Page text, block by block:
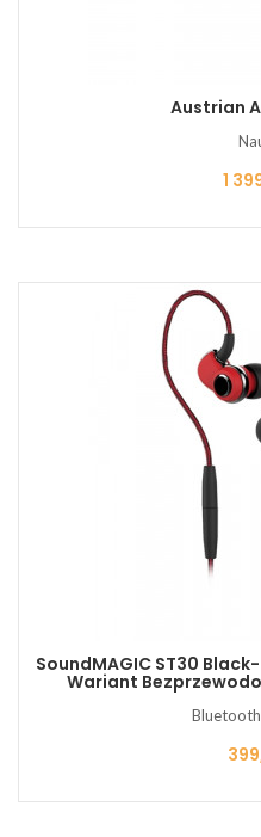
Austrian
Cena
1
SoundMAGIC ST30
Wariant
Cena